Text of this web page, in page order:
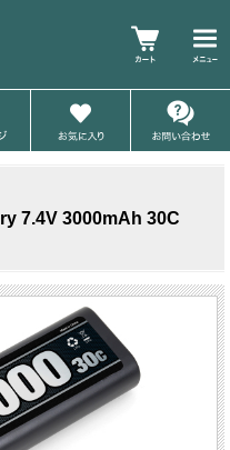
7.4V 3000mAh 30C